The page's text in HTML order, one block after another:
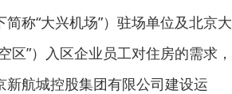
称“大兴机场”）驻场单位及北京大
”）入区企业员工对住房的需求，
航城控股集团有限公司建设运